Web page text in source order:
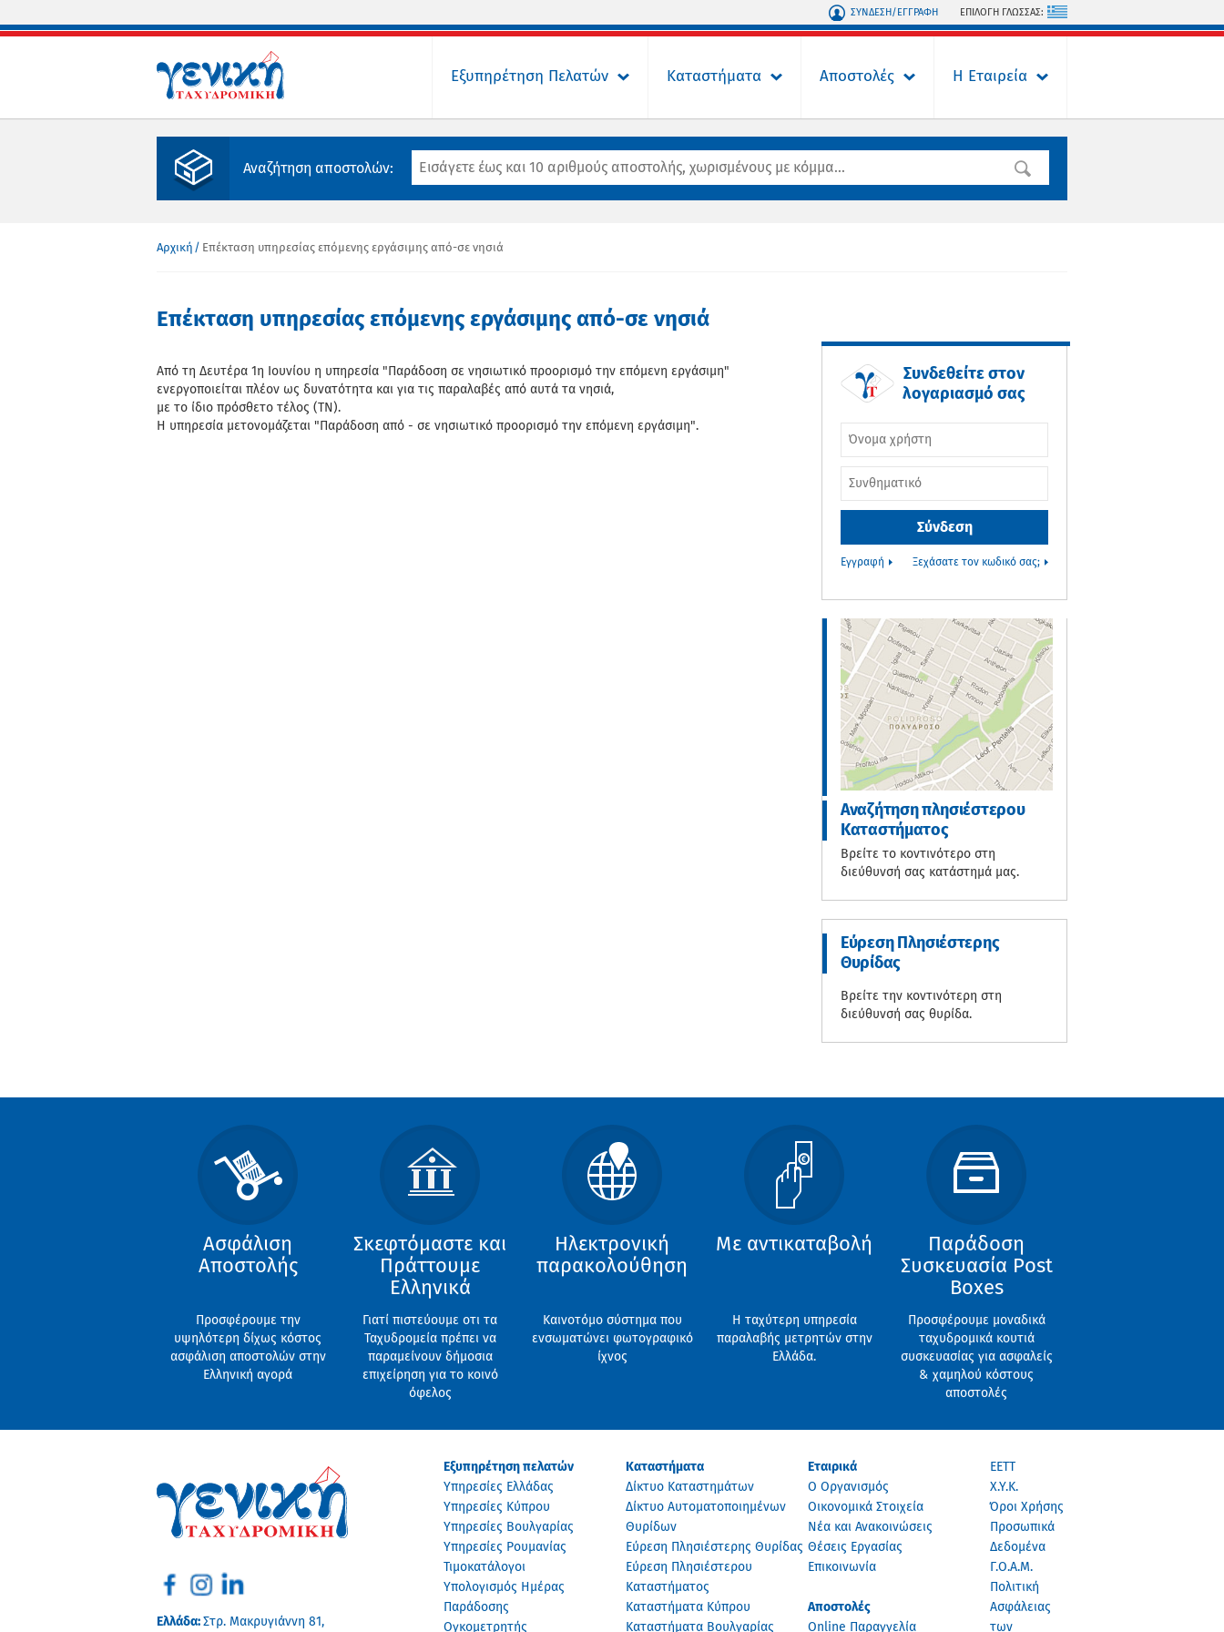
ΣΥΝΔΕΣΗ/ΕΓΓΡΑΦΗ ΕΠΙΛΟΓΗ ΓΛΩΣΣΑΣ:
Εξυπηρέτηση Πελατών Καταστήματα Αποστολές Η Εταιρεία
Αναζήτηση αποστολών:
Είστε εδώ
Αρχική Επέκταση υπηρεσίας επόμενης εργάσιμης από-σε νησιά
Επέκταση υπηρεσίας επόμενης εργάσιμης από-σε νησιά
Από τη Δευτέρα 1η Ιουνίου η υπηρεσία "Παράδοση σε νησιωτικό προορισμό την επόμενη εργάσιμη"
ενεργοποιείται πλέον ως δυνατότητα και για τις παραλαβές από αυτά τα νησιά,
με το ίδιο πρόσθετο τέλος (ΤΝ).
Η υπηρεσία μετονομάζεται "Παράδοση από - σε νησιωτικό προορισμό την επόμενη εργάσιμη".
Συνδεθείτε στον
λογαριασμό σας
Username or e-
mail*
Συνθηματικό*
Εγγραφή Ξεχάσατε τον κωδικό σας;
Αναζήτηση πλησιέστερου
Καταστήματος
Βρείτε το κοντινότερο στη
διεύθυνσή σας κατάστημά μας.
Εύρεση Πλησιέστερης
Θυρίδας
Βρείτε την κοντινότερη στη
διεύθυνσή σας θυρίδα.
Ασφάλιση
Αποστολής
Προσφέρουμε την
υψηλότερη δίχως κόστος
ασφάλιση αποστολών στην
Ελληνική αγορά
Σκεφτόμαστε και
Πράττουμε
Ελληνικά
Γιατί πιστεύουμε οτι τα
Ταχυδρομεία πρέπει να
παραμείνουν δήμοσια
επιχείρηση για το κοινό
όφελος
Ηλεκτρονική
παρακολούθηση
Καινοτόμο σύστημα που
ενσωματώνει φωτογραφικό
ίχνος
Με αντικαταβολή
Η ταχύτερη υπηρεσία
παραλαβής μετρητών στην
Ελλάδα.
Παράδοση
Συσκευασία Post
Boxes
Προσφέρουμε μοναδικά
ταχυδρομικά κουτιά
συσκευασίας για ασφαλείς
& χαμηλού κόστους
αποστολές
Ελλάδα: Στρ. Μακρυγιάννη 81,
Εξυπηρέτηση πελατών
Υπηρεσίες Ελλάδας
Υπηρεσίες Κύπρου
Υπηρεσίες Βουλγαρίας
Υπηρεσίες Ρουμανίας
Τιμοκατάλογοι
Υπολογισμός Ημέρας
Παράδοσης
Ογκομετρητής
Καταστήματα
Δίκτυο Καταστημάτων
Δίκτυο Αυτοματοποιημένων
Θυρίδων
Εύρεση Πλησιέστερης Θυρίδας
Εύρεση Πλησιέστερου
Καταστήματος
Καταστήματα Κύπρου
Καταστήματα Βουλγαρίας
Εταιρικά
Ο Οργανισμός
Οικονομικά Στοιχεία
Νέα και Ανακοινώσεις
Θέσεις Εργασίας
Επικοινωνία
Αποστολές
Online Παραγγελία
ΕΕΤΤ
Χ.Υ.Κ.
Όροι Χρήσης
Προσωπικά
Δεδομένα
Γ.Ο.Α.Μ.
Πολιτική
Ασφάλειας
των